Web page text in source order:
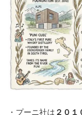
・プーニ社は ２０